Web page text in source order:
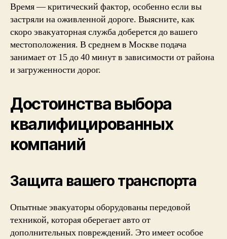
Время — критический фактор, особенно если вы
застряли на оживленной дороге. Выясните, как
скоро эвакуаторная служба доберется до вашего
местоположения. В среднем в Москве подача
занимает от 15 до 40 минут в зависимости от района
и загруженности дорог.
Достоинства выбора
квалифицированных
компаний
Защита вашего транспорта
Опытные эвакуаторы оборудованы передовой
техникой, которая оберегает авто от
дополнительных повреждений. Это имеет особое